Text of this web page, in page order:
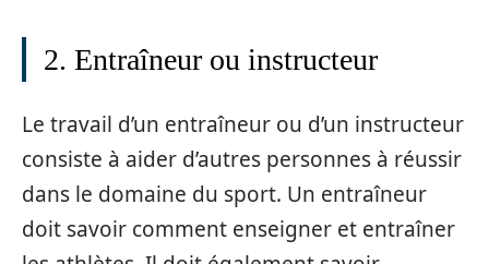
2. Entraîneur ou instructeur
Le travail d’un entraîneur ou d’un instructeur
consiste à aider d’autres personnes à réussir
dans le domaine du sport. Un entraîneur
doit savoir comment enseigner et entraîner